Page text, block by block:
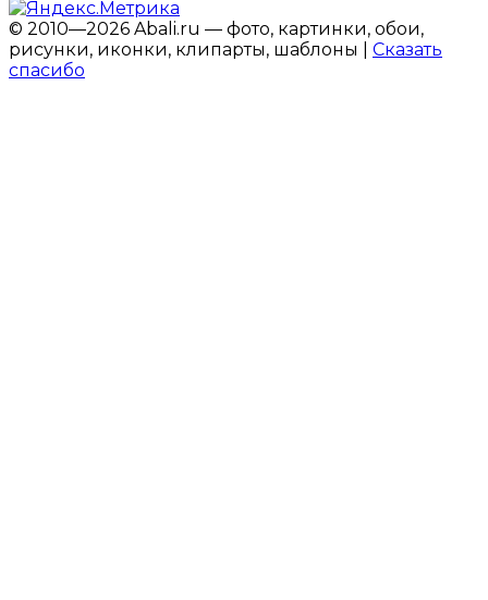
© 2010—2026 Abali.ru — фото, картинки, обои,
рисунки, иконки, клипарты, шаблоны | Сказать
спасибо